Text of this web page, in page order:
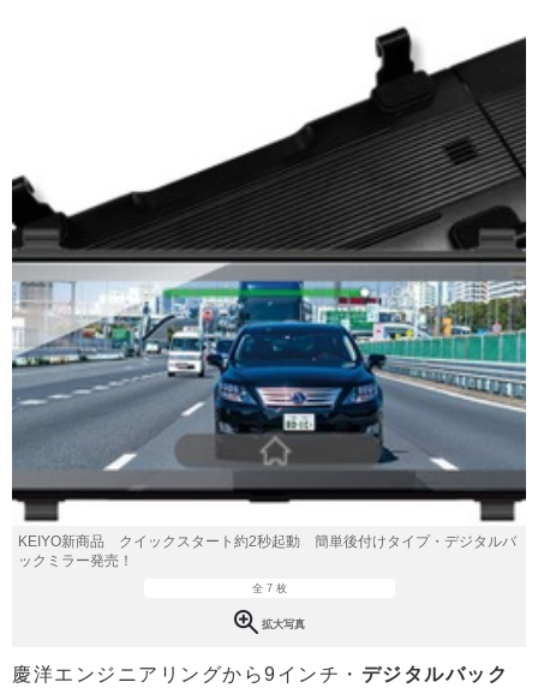
KEIYO新商品 クイックスタート約2秒起動 簡単後付けタイプ・デジタルバ
ックミラー発売！
全 7 枚
拡大写真
慶洋エンジニアリングから9インチ・ デジタルバック